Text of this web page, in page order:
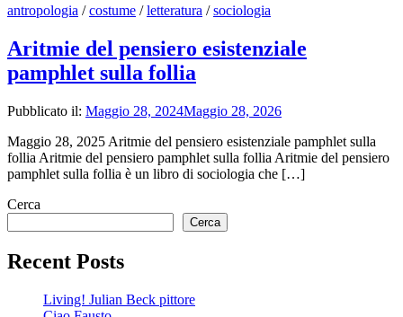
antropologia /costume /letteratura /sociologia
Aritmie del pensiero esistenziale
pamphlet sulla follia
Pubblicato il: Maggio 28, 2024Maggio 28, 2026
Maggio 28, 2025 Aritmie del pensiero esistenziale pamphlet sulla
follia Aritmie del pensiero pamphlet sulla follia Aritmie del pensiero
pamphlet sulla follia è un libro di sociologia che […]
Cerca
Cerca
Recent Posts
Living! Julian Beck pittore